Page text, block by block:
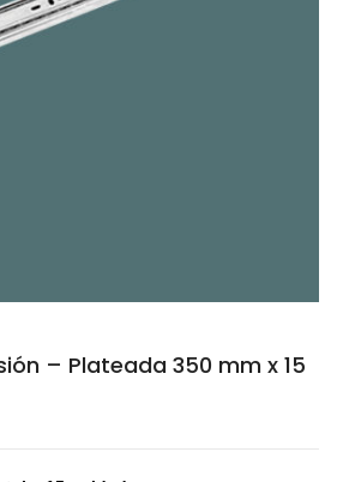
– Plateada 350 mm x 15